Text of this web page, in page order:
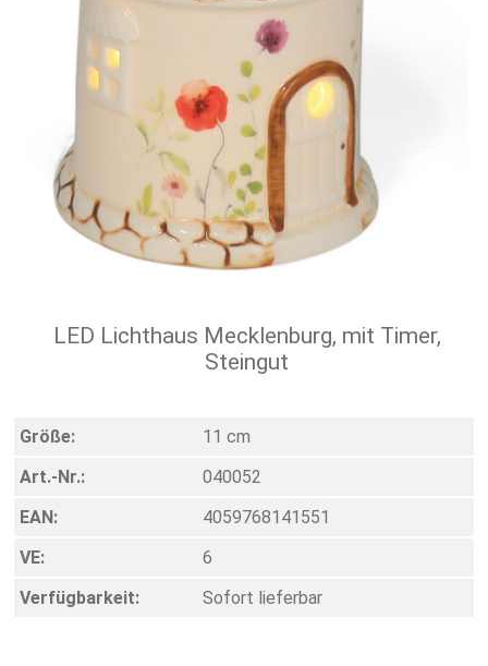
LED Lichthaus Mecklenburg, mit Timer,
Steingut
Größe:
11 cm
Art.-Nr.:
040052
EAN:
4059768141551
VE:
6
Verfügbarkeit:
Sofort lieferbar